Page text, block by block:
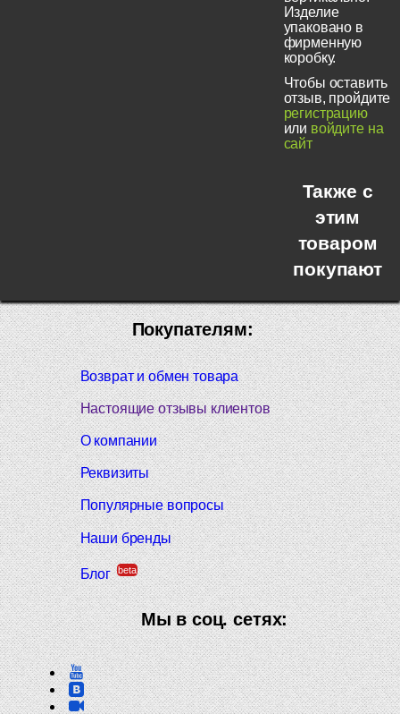
Изделие
упаковано в
фирменную
коробку.
Чтобы оставить
отзыв, пройдите
регистрацию
или войдите на
сайт
Также с
этим
товаром
покупают
Покупателям:
Возврат и обмен товара
Настоящие отзывы клиентов
О компании
Реквизиты
Популярные вопросы
Наши бренды
Блог beta
Мы в соц. сетях: